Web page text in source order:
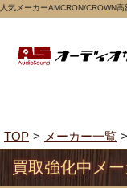
人気メーカーAMCRON/CROWN高
TOP メーカー一覧
買取強化中メ